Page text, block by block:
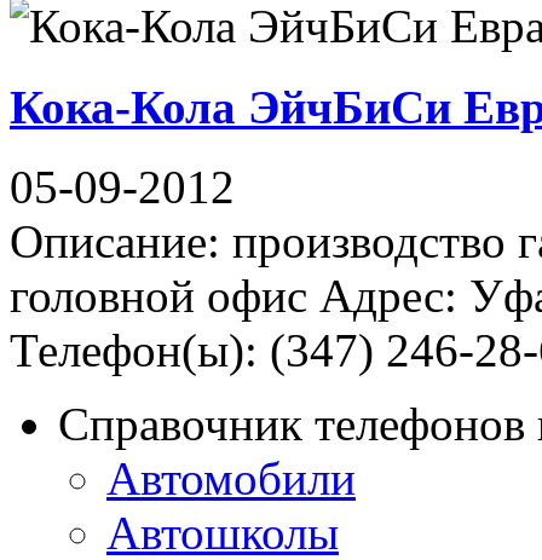
Кока-Кола ЭйчБиСи
05-09-2012
Описание: производство
головной офис Адрес:
Телефон(ы): (347) 246-
Справочник
Автомобили
Автошколы